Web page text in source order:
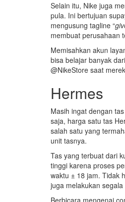
Selain itu, Nike juga
pula. Ini bertujuan
mengusung tagline “
membuat perusahaan
Memisahkan akun
bisa belajar banyak
@NikeStore saat
Hermes
Masih ingat dengan
saja, harga satu tas
salah satu yang
unit tasnya.
Tas yang terbuat dari
tinggi karena proses
waktu ± 18 jam. Tidak
juga melakukan
Berbicara mengenai